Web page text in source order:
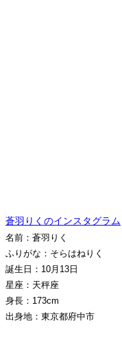
蒼羽りくのインスタグラム
名前：蒼羽りく
ふりがな：そらはねりく
誕生日：10月13日
星座：天秤座
身長：173cm
出身地：東京都府中市